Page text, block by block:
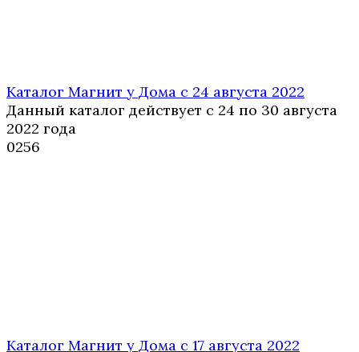
Каталог Магнит у Дома с 24 августа 2022
Данный каталог действует с 24 по 30 августа
2022 года
0256
Каталог Магнит у Дома с 17 августа 2022